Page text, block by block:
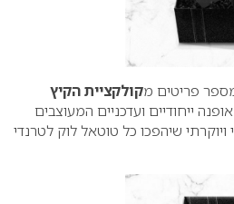
פריטים מקולקציית הקיץ
ייחודיים ועדכניים המעוצבים
ויוקרתי שיהפכו כל טוטאל לוק לטרנדי